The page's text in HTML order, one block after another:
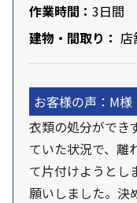
作業時間： 3日間
建物・間取り： 店
お客様の声：M様
衣類の処分ができ
ていた状況で、離
て片付けようとし
願いしました。決